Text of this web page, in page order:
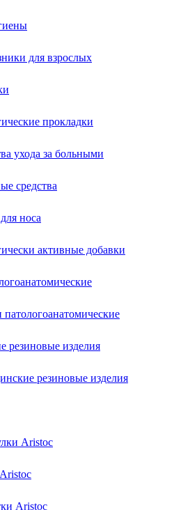
для взрослых
прокладки
ухода за больными
средства
носа
активные добавки
резиновые изделия
резиновые изделия
Aristoc
Aristoc